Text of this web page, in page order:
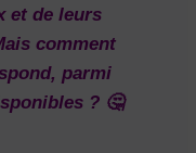
et de leurs
comment
parmi
? 🤔